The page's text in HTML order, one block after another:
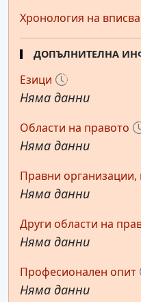
Хронология на
ДОПЪЛНИТЕЛНА
Езици
Няма данни
Области на правото
Няма данни
Правни организации,
Няма данни
Други области на
Няма данни
Професионален опит
Няма данни